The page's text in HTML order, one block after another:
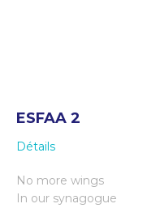
ESFAA 2
Détails
No more wings
In our synagogue